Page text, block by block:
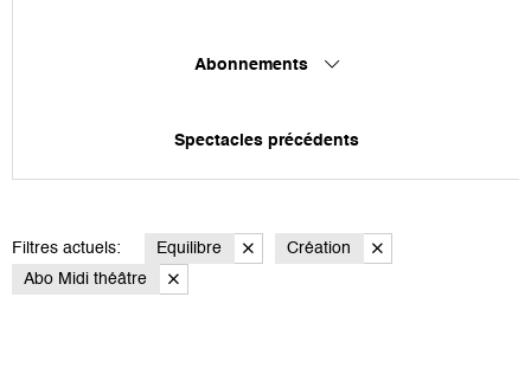
Abonnements
Spectacles précédents
Filtres actuels: Equilibre
Création
Abo Midi théâtre